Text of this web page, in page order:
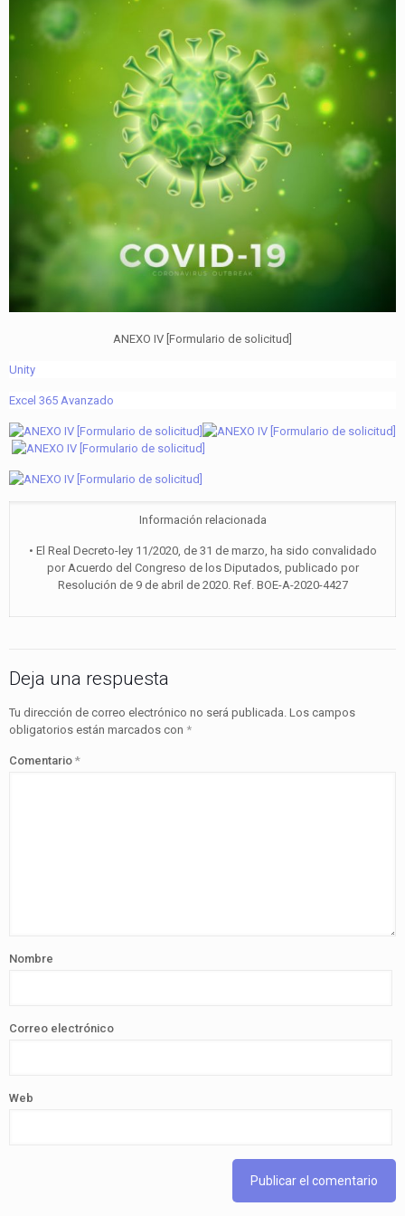
ANEXO IV [Formulario de solicitud]
Unity
Excel 365 Avanzado
Información relacionada
• El Real Decreto-ley 11/2020, de 31 de marzo, ha sido convalidado
por Acuerdo del Congreso de los Diputados, publicado por
Resolución de 9 de abril de 2020. Ref. BOE-A-2020-4427
Deja una respuesta
Tu dirección de correo electrónico no será publicada. Los campos
obligatorios están marcados con *
Comentario *
Nombre
Correo electrónico
Web